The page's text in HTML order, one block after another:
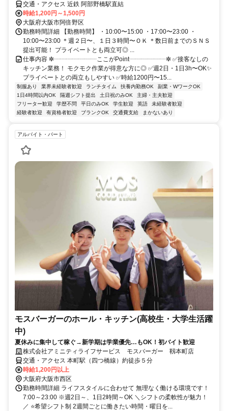
交通・アクセス 近鉄 阿部野橋駅直結
時給1,200円～1,500円
大阪府大阪市阿倍野区
勤務時間詳細 【勤務時間】 ・10:00〜15:00 ・17:00〜23:00 ・
10:00〜23:00 ＊週２日〜、１日３時間〜ＯＫ ＊数日前までのＳＮＳ
提出可能！ プライベートとも両立可◎ ...
仕事内容 ✼┈┈┈┈┈┈┈ここがPoint┈┈┈┈┈┈✼ ✅接客なしの
キッチン業務！ モクモク作業が得意な方に◎ ✅週2日・1日3h〜OK✨
プライベートとの両立もしやすい ✅時給1200円〜15...
制服あり 業界未経験者歓迎 ランチタイム 扶養内勤務OK
副業・WワークOK
1日4時間以内OK
隔週シフト提出 土日祝のみOK
主婦・主夫歓迎
フリーター歓迎
学歴不問 平日のみOK 学生歓迎 英語
未経験者歓迎
経験者歓迎
有資格者歓迎 ブランクOK 交通費支給 まかないあり
アルバイト・パート
モスバーガーのホール・キッチン(高校生・大学生活躍
中)
夏休みに集中して稼ぐ→新学期は学業優先…もOK！初バイト歓迎
株式会社アミニティライフサービス モスバーガー 靱本町店
交通・アクセス 本町駅（四つ橋線）約徒歩５分
時給1,200円以上
大阪府大阪市西区
勤務時間詳細 ライフスタイルに合わせて 無理なく働ける環境です！
7:00～23:00 ※週2日～、1日2時間～OK ＼シフトの柔軟性が魅力！
／ ⭐希望シフト制 2週間ごとに働きたい時間・曜日を...